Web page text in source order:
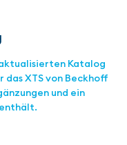
Katalog
das XTS von Beckhoff
und ein